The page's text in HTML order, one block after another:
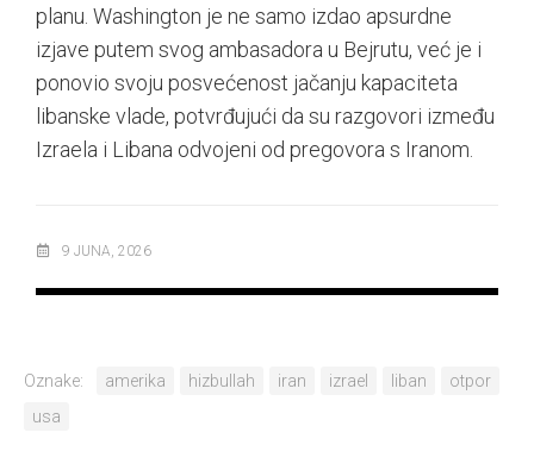
planu. Washington je ne samo izdao apsurdne
izjave putem svog ambasadora u Bejrutu, već je i
ponovio svoju posvećenost jačanju kapaciteta
libanske vlade, potvrđujući da su razgovori između
Izraela i Libana odvojeni od pregovora s Iranom.
9 JUNA, 2026
Oznake: amerika hizbullah iran izrael liban
otpor
usa